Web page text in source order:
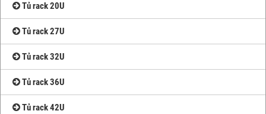
Tủ rack 20U
Tủ rack 27U
Tủ rack 32U
Tủ rack 36U
Tủ rack 42U